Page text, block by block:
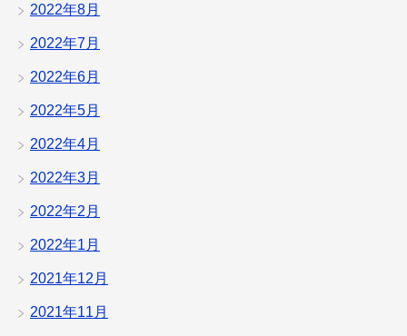
2022年8月
2022年7月
2022年6月
2022年5月
2022年4月
2022年3月
2022年2月
2022年1月
2021年12月
2021年11月